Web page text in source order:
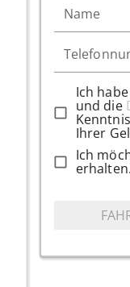
Name
Ich
und die
Ihrer
Ich
erhalten.